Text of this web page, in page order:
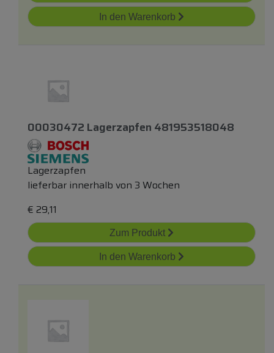
In den Warenkorb
00030472 Lagerzapfen 481953518048
Lagerzapfen
lieferbar innerhalb von 3 Wochen
€ 29,11
Zum Produkt
In den Warenkorb